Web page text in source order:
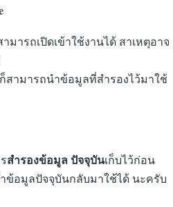
ารถเปิดเข้าใช้งานได้ สาเหตุอาจ
สามารถนำข้อมูลที่สำรองไว้มาใช้
สำรองข้อมูล ปัจจุบันเก็บไว้ก่อน
ข้อมูลปัจจุบันกลับมาใช้ได้ นะครับ